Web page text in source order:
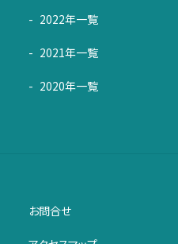
2022年一覧
2021年一覧
2020年一覧
お問合せ